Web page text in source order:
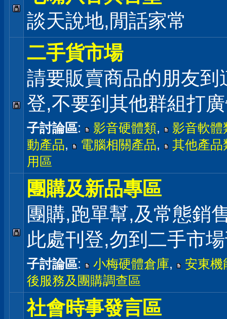
談天說地,閒話家常
二手貨市場
請要販賣商品的朋友到
登,不要到其他群組打
子討論區: 影音硬體類,
影音軟體
動產品, 電腦相關產品,
其他產品
用區
團購及新品專區
團購,跑單幫,及常態銷
此處刊登,勿到二手市
子討論區: 小梅硬體倉庫,
安東機
後服務及團購調查區
社會時事發言區